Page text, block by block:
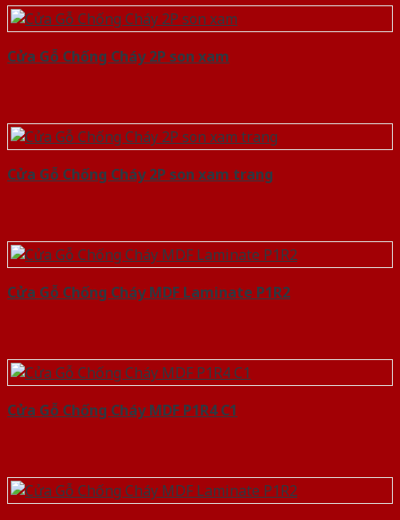
Cửa Gỗ Chống Cháy 2P son xam
Cửa Gỗ Chống Cháy 2P son xam trang
Cửa Gỗ Chống Cháy MDF Laminate P1R2
Cửa Gỗ Chống Cháy MDF P1R4 C1